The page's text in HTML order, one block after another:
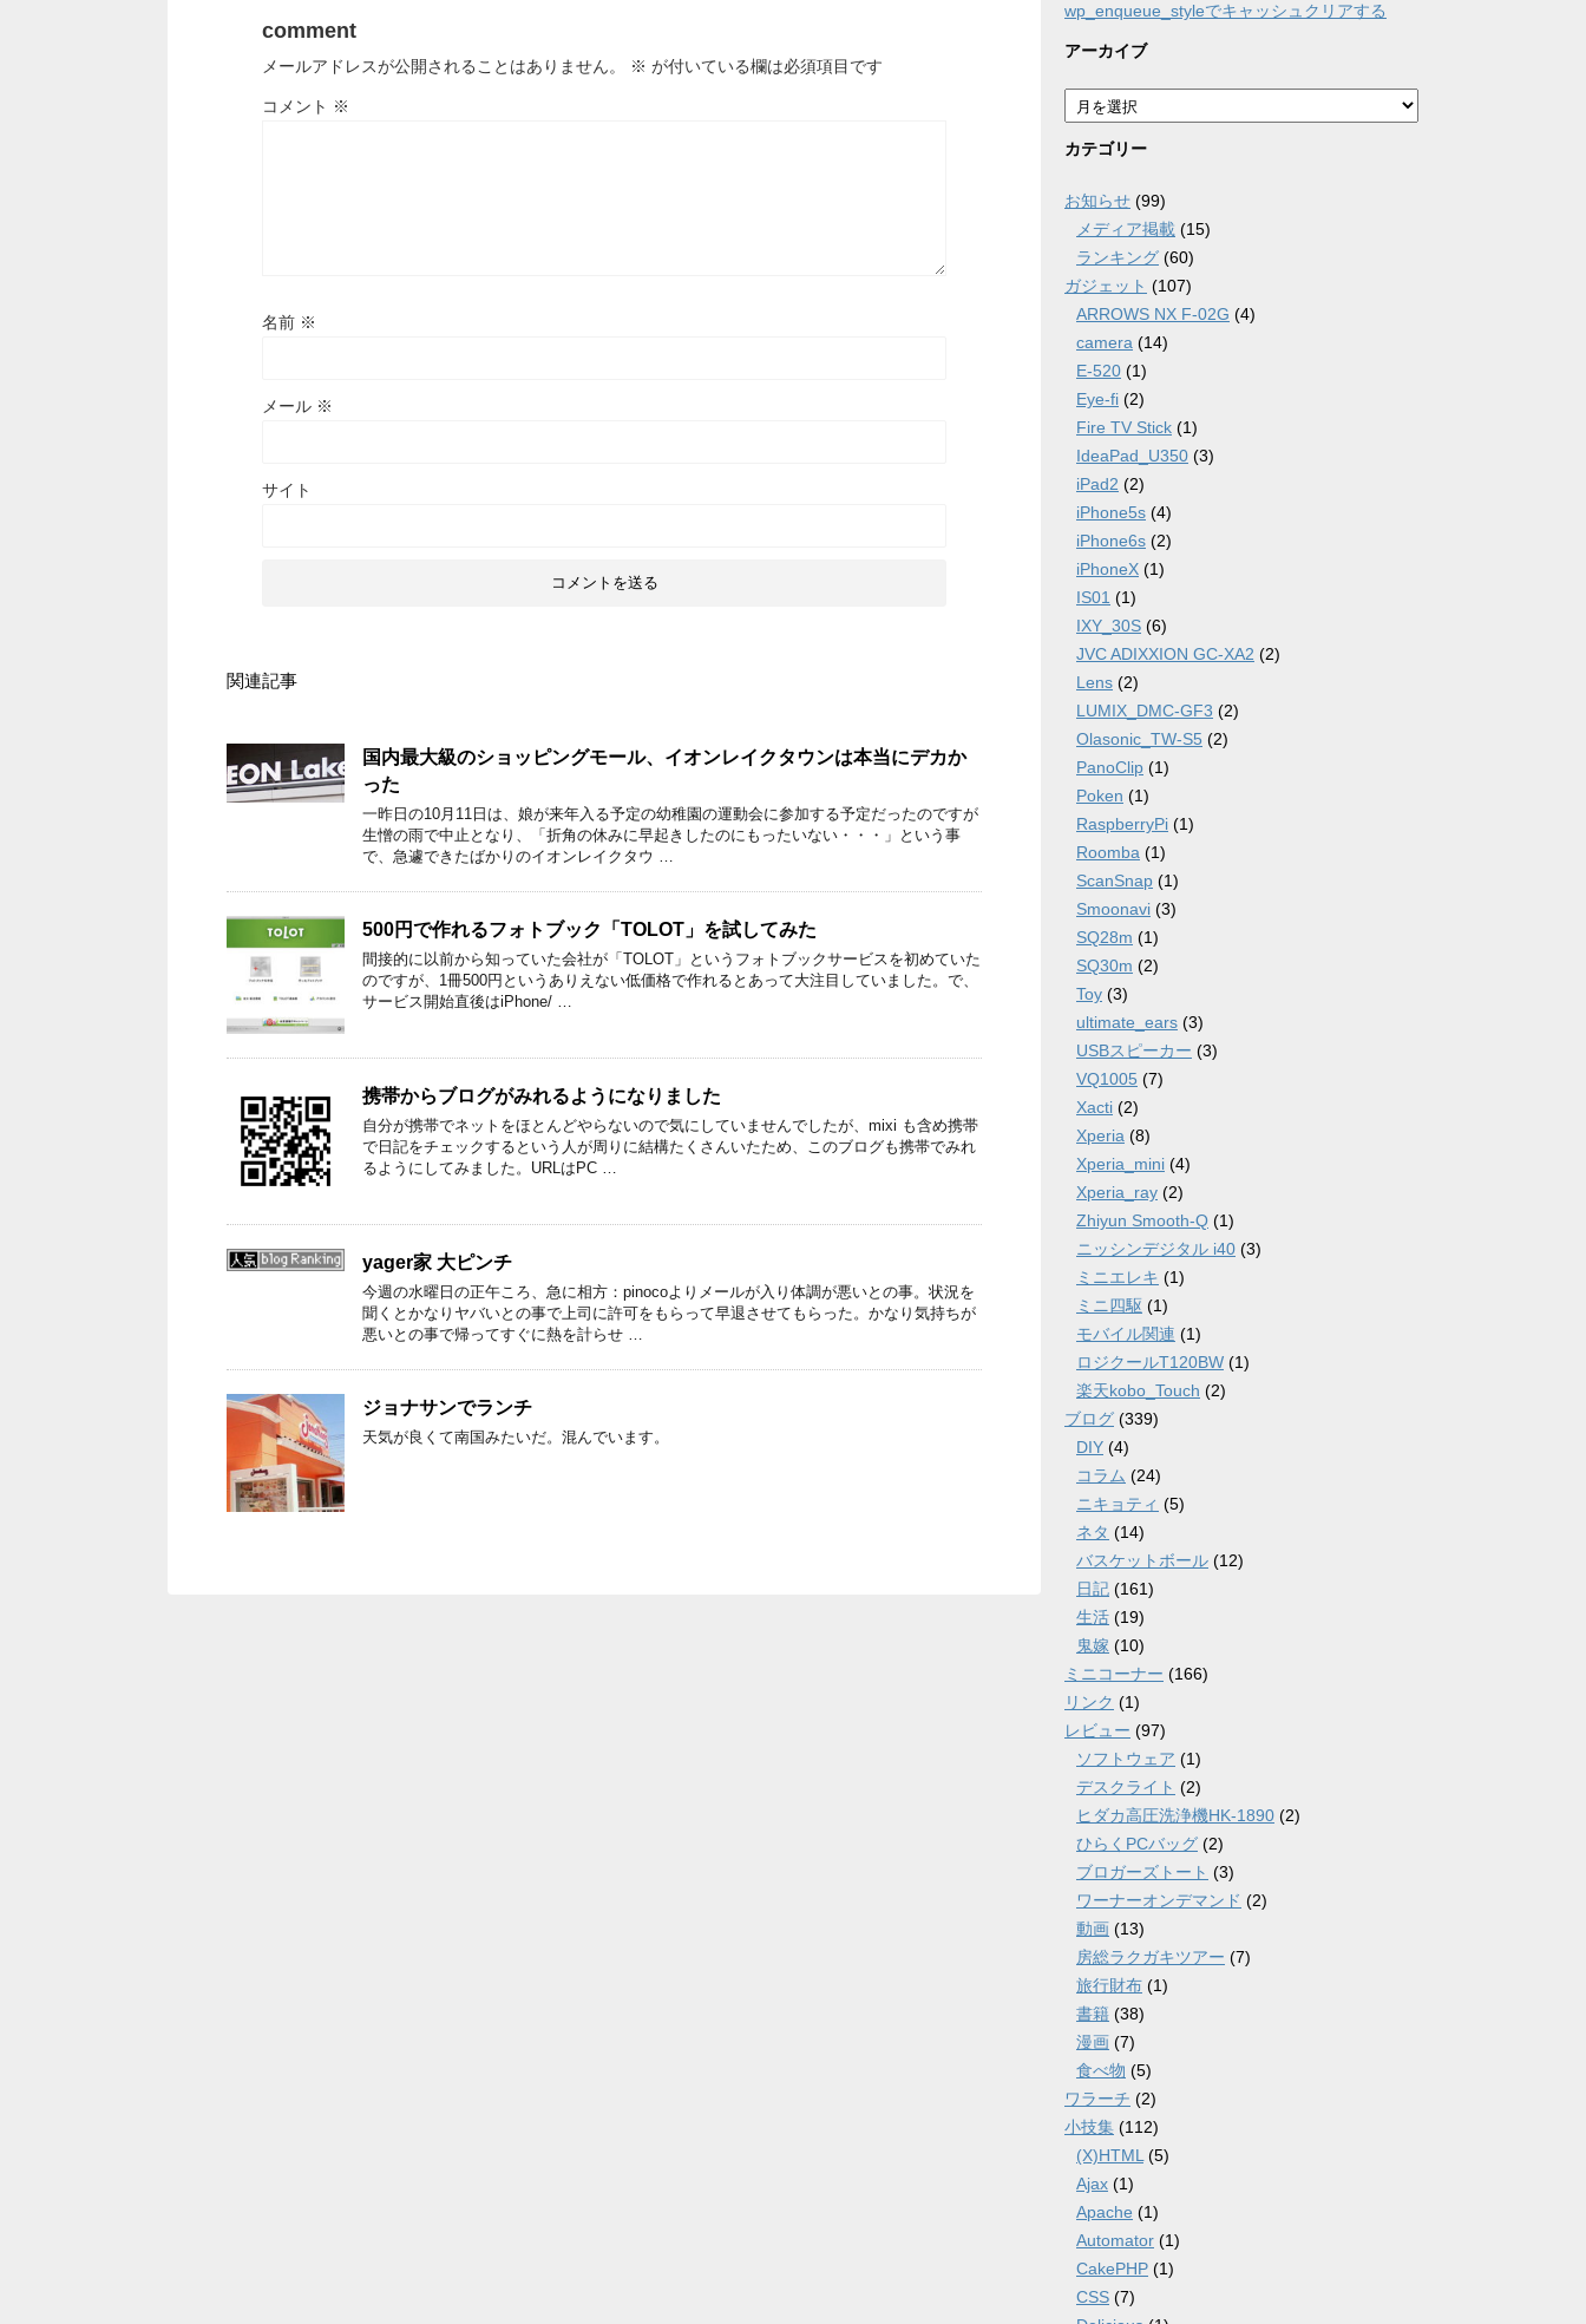
comment
メールアドレスが公開されることはありません。 ※ が付いている欄は必須項目です
コメント ※
名前 ※
メール ※
サイト
関連記事
国内最大級のショッピングモール、イオンレイクタウンは本当にデカか
った
一昨日の10月11日は、娘が来年入る予定の幼稚園の運動会に参加する予定だったのですが
生憎の雨で中止となり、「折角の休みに早起きしたのにもったいない・・・」という事
で、急遽できたばかりのイオンレイクタウ …
500円で作れるフォトブック「TOLOT」を試してみた
間接的に以前から知っていた会社が「TOLOT」というフォトブックサービスを初めていた
のですが、1冊500円というありえない低価格で作れるとあって大注目していました。で、
サービス開始直後はiPhone/ …
携帯からブログがみれるようになりました
自分が携帯でネットをほとんどやらないので気にしていませんでしたが、mixi も含め携帯
で日記をチェックするという人が周りに結構たくさんいたため、このブログも携帯でみれ
るようにしてみました。URLはPC …
yager家 大ピンチ
今週の水曜日の正午ころ、急に相方：pinocoよりメールが入り体調が悪いとの事。状況を
聞くとかなりヤバいとの事で上司に許可をもらって早退させてもらった。かなり気持ちが
悪いとの事で帰ってすぐに熱を計らせ …
ジョナサンでランチ
天気が良くて南国みたいだ。混んでいます。
wp_enqueue_styleでキャッシュクリアする
アーカイブ
ア
ー
カ
ブ
カテゴリー
お知らせ (99)
メディア掲載 (15)
ランキング (60)
ガジェット (107)
ARROWS NX F-02G (4)
camera (14)
E-520 (1)
Eye-fi (2)
Fire TV Stick (1)
IdeaPad_U350 (3)
iPad2 (2)
iPhone5s (4)
iPhone6s (2)
iPhoneX (1)
IS01 (1)
IXY_30S (6)
JVC ADIXXION GC-XA2 (2)
Lens (2)
LUMIX_DMC-GF3 (2)
Olasonic_TW-S5 (2)
PanoClip (1)
Poken (1)
RaspberryPi (1)
Roomba (1)
ScanSnap (1)
Smoonavi (3)
SQ28m (1)
SQ30m (2)
Toy (3)
ultimate_ears (3)
USBスピーカー (3)
VQ1005 (7)
Xacti (2)
Xperia (8)
Xperia_mini (4)
Xperia_ray (2)
Zhiyun Smooth-Q (1)
ニッシンデジタル i40 (3)
ミニエレキ (1)
ミニ四駆 (1)
モバイル関連 (1)
ロジクールT120BW (1)
楽天kobo_Touch (2)
ブログ (339)
DIY (4)
コラム (24)
ニキョティ (5)
ネタ (14)
バスケットボール (12)
日記 (161)
生活 (19)
鬼嫁 (10)
ミニコーナー (166)
リンク (1)
レビュー (97)
ソフトウェア (1)
デスクライト (2)
ヒダカ高圧洗浄機HK-1890 (2)
ひらくPCバッグ (2)
ブロガーズトート (3)
ワーナーオンデマンド (2)
動画 (13)
房総ラクガキツアー (7)
旅行財布 (1)
書籍 (38)
漫画 (7)
食べ物 (5)
ワラーチ (2)
小技集 (112)
(X)HTML (5)
Ajax (1)
Apache (1)
Automator (1)
CakePHP (1)
CSS (7)